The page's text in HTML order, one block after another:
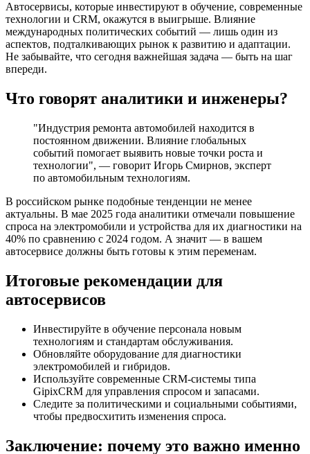
Автосервисы, которые инвестируют в обучение, современные
технологии и CRM, окажутся в выигрыше. Влияние
международных политических событий — лишь один из
аспектов, подталкивающих рынок к развитию и адаптации.
Не забывайте, что сегодня важнейшая задача — быть на шаг
впереди.
Что говорят аналитики и инженеры?
"Индустрия ремонта автомобилей находится в
постоянном движении. Влияние глобальных
событий помогает выявить новые точки роста и
технологии", — говорит Игорь Смирнов, эксперт
по автомобильным технологиям.
В российском рынке подобные тенденции не менее
актуальны. В мае 2025 года аналитики отмечали повышение
спроса на электромобили и устройства для их диагностики на
40% по сравнению с 2024 годом. А значит — в вашем
автосервисе должны быть готовы к этим переменам.
Итоговые рекомендации для
автосервисов
Инвестируйте в обучение персонала новым
технологиям и стандартам обслуживания.
Обновляйте оборудование для диагностики
электромобилей и гибридов.
Используйте современные CRM-системы типа
GipixCRM для управления спросом и запасами.
Следите за политическими и социальными событиями,
чтобы предвосхитить изменения спроса.
Заключение: почему это важно именно